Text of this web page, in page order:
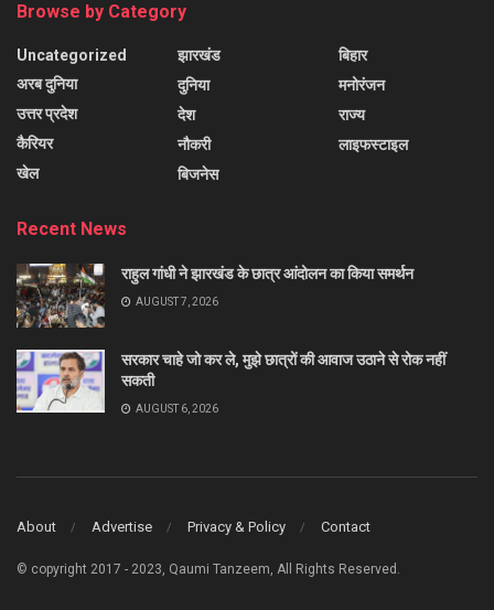
Browse by Category
Uncategorized
अरब दुनिया
उत्तर प्रदेश
कैरियर
खेल
झारखंड
दुनिया
देश
नौकरी
बिजनेस
बिहार
मनोरंजन
राज्य
लाइफस्टाइल
Recent News
राहुल गांधी ने झारखंड के छात्र आंदोलन का किया समर्थन
AUGUST 7, 2026
सरकार चाहे जो कर ले, मुझे छात्रों की आवाज उठाने से रोक नहीं
सकती
AUGUST 6, 2026
About Advertise Privacy & Policy Contact
© copyright 2017 - 2023, Qaumi Tanzeem, All Rights Reserved.